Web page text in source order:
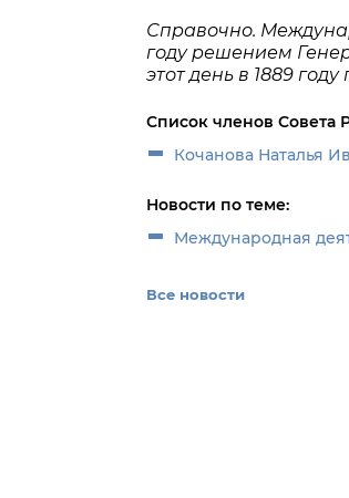
Справочно.
году решением
этот день в 1889
Список членов Совета
Кочанова Наталья
Новости по теме:
Международная
Все новости